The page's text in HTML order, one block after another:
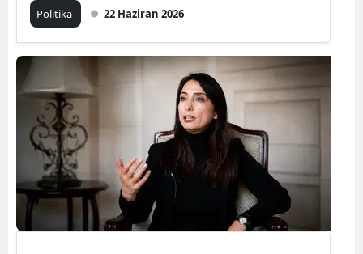
Politika 22 Haziran 2026